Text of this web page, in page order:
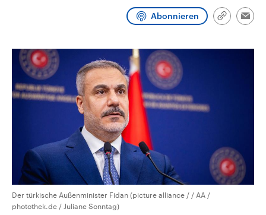
September 2026 einen neuen
Umfragen, Prognosen,
Wahlprogramme, aktuelle Berichte
und Hintergründe zu den Parteien
und Kandidaten der anstehenden
Wahl.
Wirtschaftlich und
gehören die Vereinigten
den mächtigsten Ländern
Sendungen Programm Podcasts
Audio-Archiv
Abonnieren
Link
Der türkische Außenminister Fidan (picture alliance / / AA /
photothek.de / Juliane Sonntag)